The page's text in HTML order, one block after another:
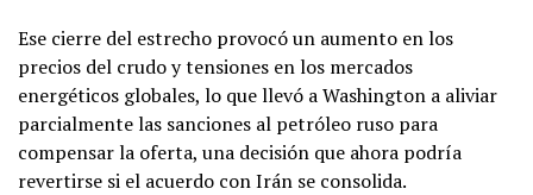
Ese cierre del estrecho provocó un aumento en los
precios del crudo y tensiones en los mercados
energéticos globales, lo que llevó a Washington a aliviar
parcialmente las sanciones al petróleo ruso para
compensar la oferta, una decisión que ahora podría
revertirse si el acuerdo con Irán se consolida.